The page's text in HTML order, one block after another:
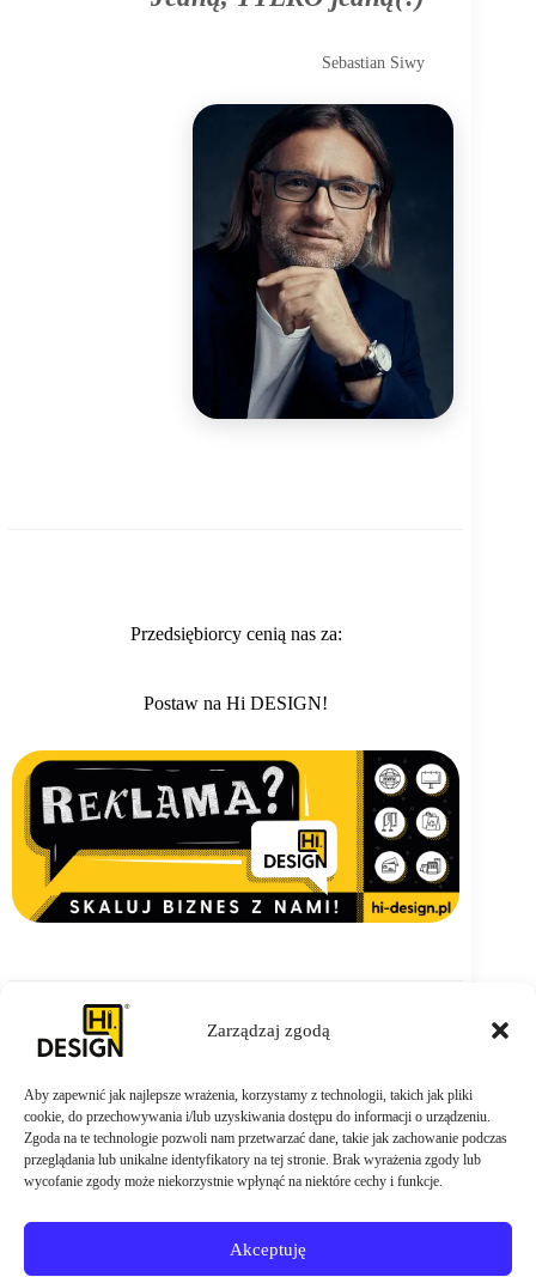
Zarządzaj zgodą
Aby zapewnić jak najlepsze wrażenia, korzystamy z technologii, takich jak pliki
cookie, do przechowywania i/lub uzyskiwania dostępu do informacji o urządzeniu.
Zgoda na te technologie pozwoli nam przetwarzać dane, takie jak zachowanie podczas
przeglądania lub unikalne identyfikatory na tej stronie. Brak wyrażenia zgody lub
wycofanie zgody może niekorzystnie wpłynąć na niektóre cechy i funkcje.
Akceptuję
Sebastian Siwy
Przedsiębiorcy cenią nas za:
Postaw na Hi DESIGN!
ZAMÓW TERAZ